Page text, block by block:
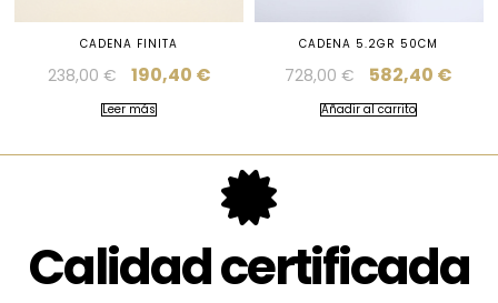
CADENA FINITA
238,00 € 190,40 €
Leer más
CADENA 5.2GR 50CM
728,00€ 582,40 €
Añadir al carrito
Calidad certificada